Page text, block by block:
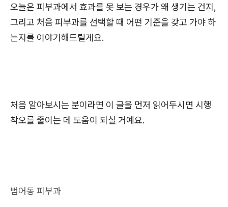
오늘은 피부과에서 효과를 못 보는 경우가 왜 생기는 건지,
그리고 처음 피부과를 선택할 때 어떤 기준을 갖고 가야 하
는지를 이야기해드릴게요.
처음 알아보시는 분이라면 이 글을 먼저 읽어두시면 시행
착오를 줄이는 데 도움이 되실 거예요.
범어동 피부과